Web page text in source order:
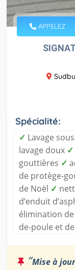
APPELEZ
Spécialité:
✓ Lavage
lavage doux ✓
gouttières ✓
de protège-
de Noël ✓
d’enduit
élimination
de-poule et
“Mise à